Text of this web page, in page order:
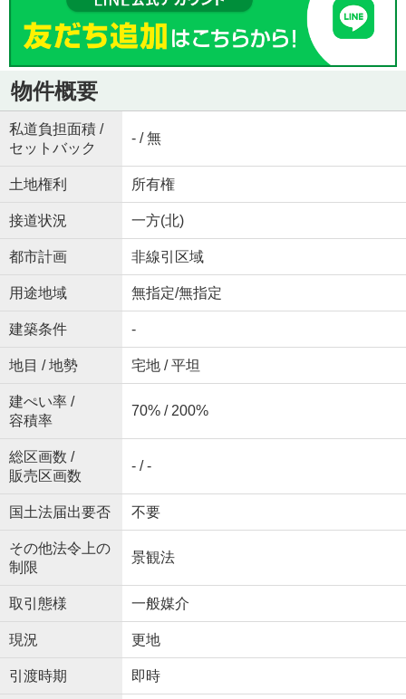
物件概要
私道負担面積 /
セットバック
- / 無
土地権利 所有権
接道状況 一方(北)
都市計画 非線引区域
用途地域 無指定/無指定
建築条件 -
地目 / 地勢 宅地 / 平坦
建ぺい率 /
容積率
70% / 200%
総区画数 /
販売区画数
- / -
国土法届出要否 不要
その他法令上の
制限
景観法
取引態様 一般媒介
現況 更地
引渡時期 即時